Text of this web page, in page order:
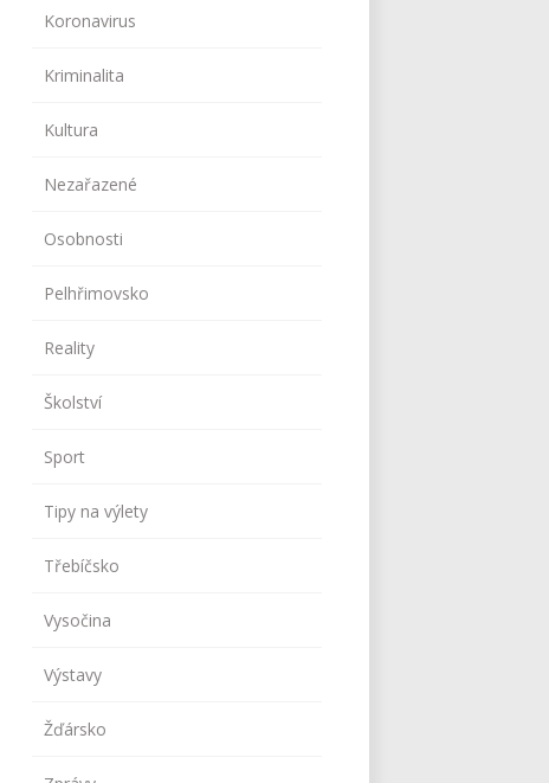
Koronavirus
Kriminalita
Kultura
Nezařazené
Osobnosti
Pelhřimovsko
Reality
Školství
Sport
Tipy na výlety
Třebíčsko
Vysočina
Výstavy
Žďársko